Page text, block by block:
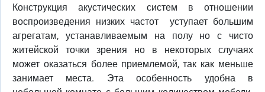
Конструкция акустических систем в отношении
воспроизведения низких частот уступает большим
агрегатам, устанавливаемым на полу но с чисто
житейской точки зрения но в некоторых случаях
может оказаться более приемлемой, так как меньше
занимает места. Эта особенность удобна в